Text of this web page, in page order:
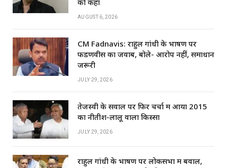
AUGUST 6, 2026
CM Fadnavis: राहुल गांधी के भाषण पर
फडणवीस का जवाब, बोले- आरोप नहीं, समाधान
जरूरी
JULY 29, 2026
तेजस्वी के सवाल पर फिर चर्चा में आया 2015
का नीतीश-लालू वाला किस्सा
JULY 29, 2026
राहुल गांधी के भाषण पर लोकसभा में बवाल,